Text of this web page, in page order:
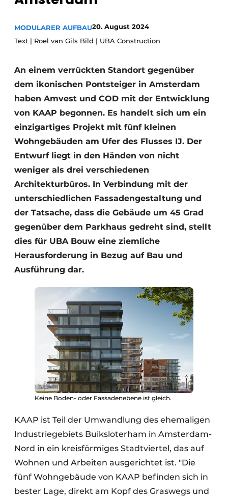
Datenschutz / Cookie-Erklärung
Geschichte Metadaten
Freie Stellen
Videos
Modularer Aufbau
MODULARER AUFBAU20. August 2024
Text | Roel van Gils Bild | UBA Construction
An einem verrückten Standort gegenüber
dem ikonischen Pontsteiger in Amsterdam
haben Amvest und COD mit der Entwicklung
von KAAP begonnen. Es handelt sich um ein
einzigartiges Projekt mit fünf kleinen
Wohngebäuden am Ufer des Flusses IJ. Der
Entwurf liegt in den Händen von nicht
weniger als drei verschiedenen
Architekturbüros. In Verbindung mit der
unterschiedlichen Fassadengestaltung und
der Tatsache, dass die Gebäude um 45 Grad
gegenüber dem Parkhaus gedreht sind, stellt
dies für UBA Bouw eine ziemliche
Herausforderung in Bezug auf Bau und
Ausführung dar.
Keine Boden- oder Fassadenebene ist gleich.
KAAP ist Teil der Umwandlung des ehemaligen
Industriegebiets Buiksloterham in Amsterdam-
Nord in ein kreisförmiges Stadtviertel, das auf
Wohnen und Arbeiten ausgerichtet ist. "Die
fünf Wohngebäude von KAAP befinden sich in
bester Lage, direkt am Kopf des Graswegs und